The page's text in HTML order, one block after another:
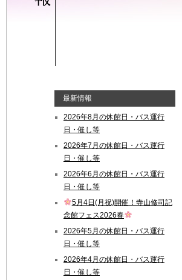
最新情報
2026年8月の休館日・バス運行
日・催し等
2026年7月の休館日・バス運行
日・催し等
2026年6月の休館日・バス運行
日・催し等
5月4日(月祝)開催！寺山修司記
念館フェス2026春
2026年5月の休館日・バス運行
日・催し等
2026年4月の休館日・バス運行
日・催し等